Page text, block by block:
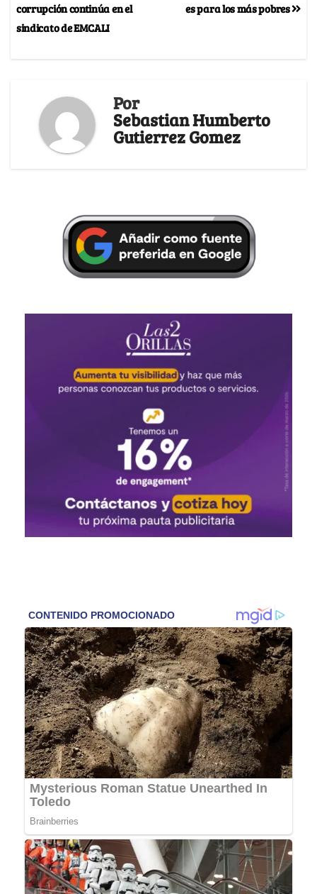
es para los más pobres
corrupción continúa en el
sindicato de EMCALI
Por
Sebastian Humberto
Gutierrez Gomez